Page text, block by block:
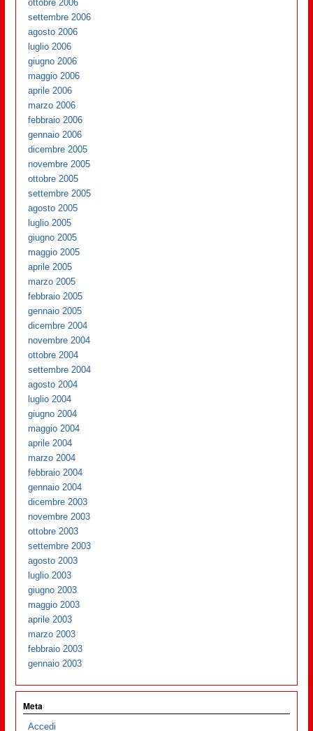
ottobre 2006
settembre 2006
agosto 2006
luglio 2006
giugno 2006
maggio 2006
aprile 2006
marzo 2006
febbraio 2006
gennaio 2006
dicembre 2005
novembre 2005
ottobre 2005
settembre 2005
agosto 2005
luglio 2005
giugno 2005
maggio 2005
aprile 2005
marzo 2005
febbraio 2005
gennaio 2005
dicembre 2004
novembre 2004
ottobre 2004
settembre 2004
agosto 2004
luglio 2004
giugno 2004
maggio 2004
aprile 2004
marzo 2004
febbraio 2004
gennaio 2004
dicembre 2003
novembre 2003
ottobre 2003
settembre 2003
agosto 2003
luglio 2003
giugno 2003
maggio 2003
aprile 2003
marzo 2003
febbraio 2003
gennaio 2003
Meta
Accedi